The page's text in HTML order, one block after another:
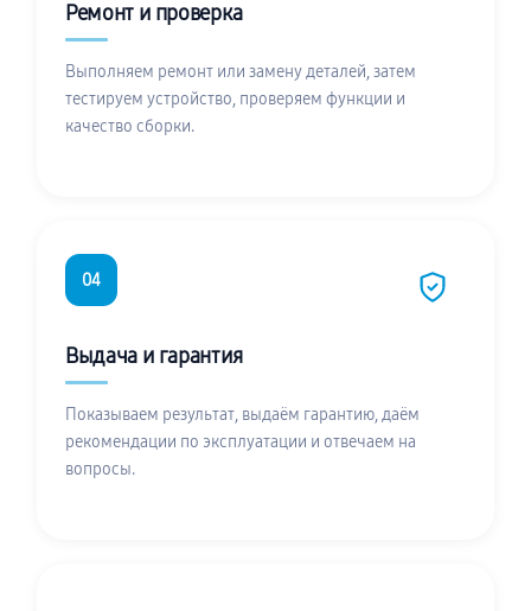
Ремонт и проверка
Выполняем ремонт или замену деталей, затем
тестируем устройство, проверяем функции и
качество сборки.
04
Выдача и гарантия
Показываем результат, выдаём гарантию, даём
рекомендации по эксплуатации и отвечаем на
вопросы.